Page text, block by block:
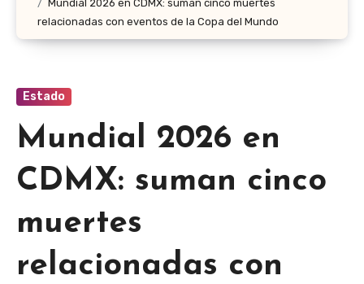
Mundial 2026 en CDMX: suman cinco muertes
relacionadas con eventos de la Copa del Mundo
Estado
Mundial 2026 en
CDMX: suman cinco
muertes
relacionadas con